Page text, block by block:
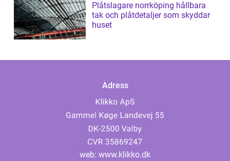
Plåtslagare norrköping hållbara
tak och plåtdetaljer som skyddar
huset
Adress
web: www.klikko.dk